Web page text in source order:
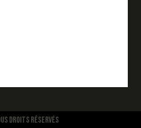
DROITS RÉSERVÉS